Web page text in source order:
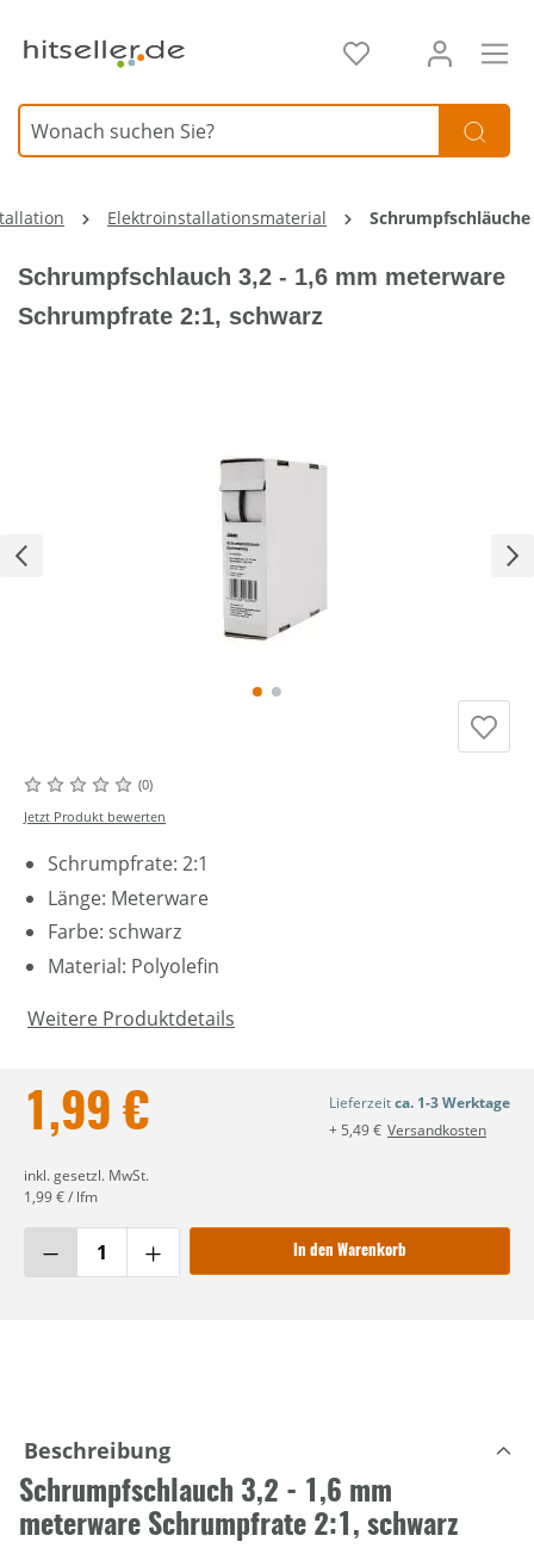
Elektroinstallationsmaterial Schrumpfschläuche
Schrumpfschlauch 3,2 - 1,6 mm meterware
Schrumpfrate 2:1, schwarz
(0)
Jetzt Produkt bewerten
Schrumpfrate: 2:1
Länge: Meterware
Farbe: schwarz
Material: Polyolefin
Weitere Produktdetails
1,99 €
inkl. gesetzl. MwSt.
1,99 € / lfm
Lieferzeitca. 1-3 Werktage
+ 5,49 € Versandkosten
In den Warenkorb
Beschreibung
Schrumpfschlauch 3,2 - 1,6 mm
meterware Schrumpfrate 2:1, schwarz